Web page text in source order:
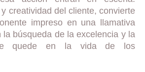
creatividad del cliente, convierte
impreso en una llamativa
la búsqueda de la excelencia y la
quede en la vida de los